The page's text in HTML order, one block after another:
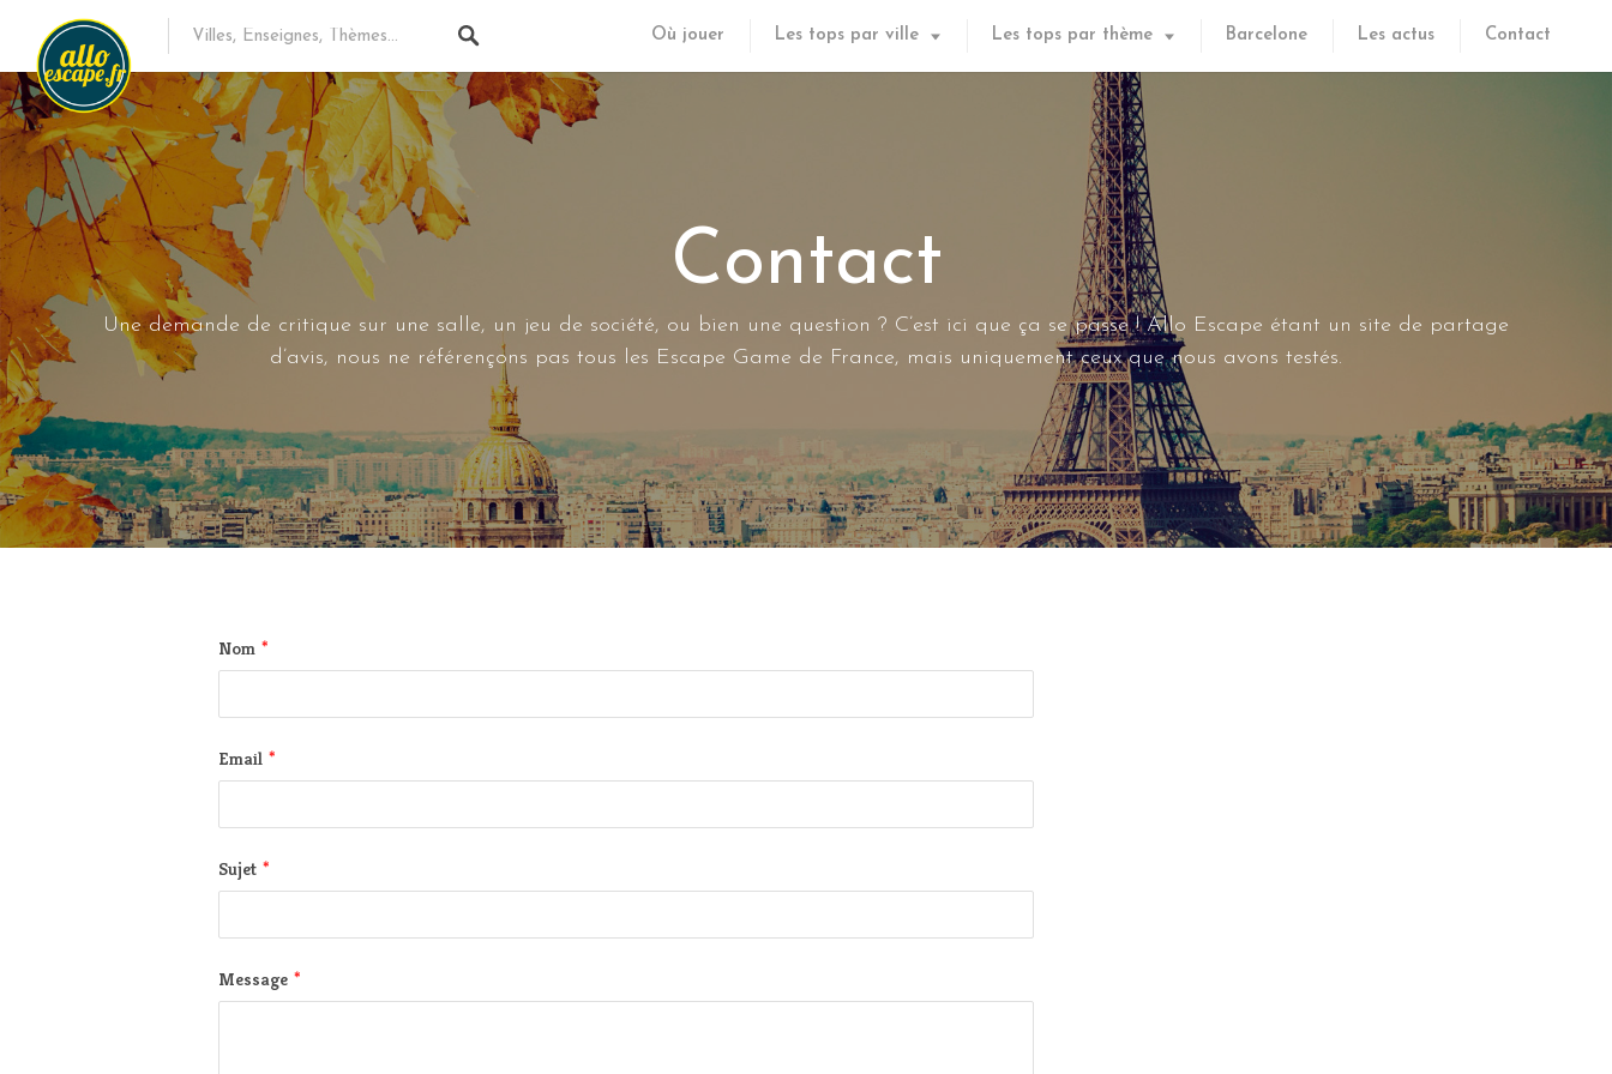
Où jouer Les tops par ville Les tops par thème Barcelone Les actus Contact
Contact
Une demande de critique sur une salle, un jeu de société, ou bien une question ? C’est ici que ça se passe ! Allo Escape étant un site de partage
d’avis, nous ne référençons pas tous les Escape Game de France, mais uniquement ceux que nous avons testés.
Nom *
Email *
Sujet *
Message *